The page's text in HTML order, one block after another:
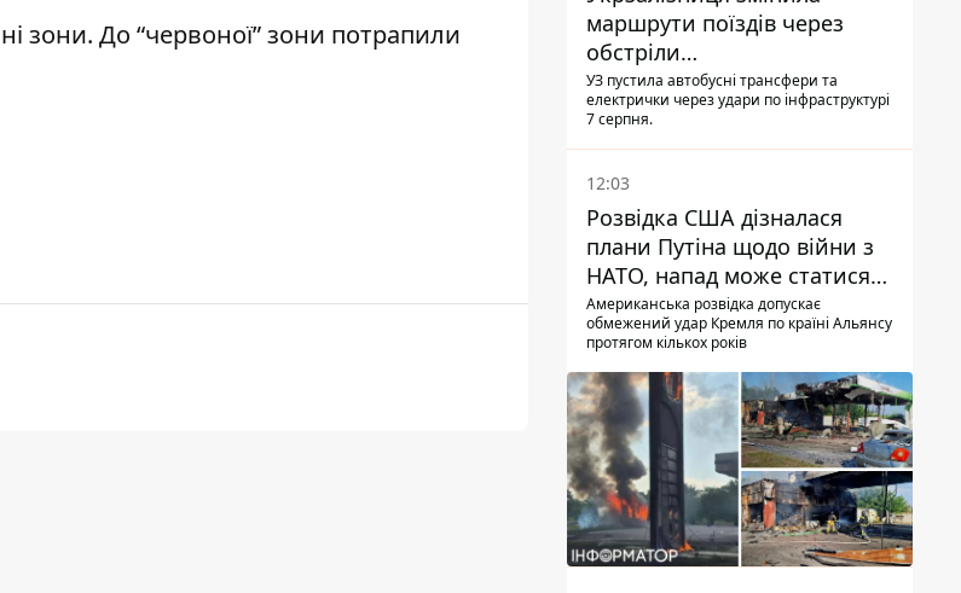
зони. До “червоної” зони потрапили
маршрути поїздів через
обстріли
Дніпропетровщини,
Харківщини й Запоріжжя
УЗ пустила автобусні трансфери та
електрички через удари по інфраструктурі
7 серпня.
12:03
Розвідка США дізналася
плани Путіна щодо війни з
НАТО, напад може статися
восени – у WSJ розкрили
деталі
Американська розвідка допускає
обмежений удар Кремля по країні Альянсу
протягом кількох років